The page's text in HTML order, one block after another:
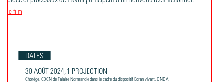
le film
DATES
30 AOÛT 2024, 1 PROJECTION
Chorège, CDCN de Falaise Normandie dans le cadre du dispositif Ecran vivant, ONDA